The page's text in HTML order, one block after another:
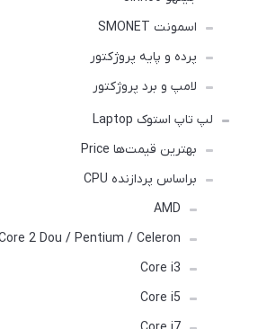
اسمونت SMONET
پرده و پایه پروژکتور
لامپ و برد پروژکتور
لپ تاپ استوک Laptop
بهترین قیمت‌ها Price
براساس پردازنده CPU
AMD
2 Dou / Pentium / Celeron
Core i3
Core i5